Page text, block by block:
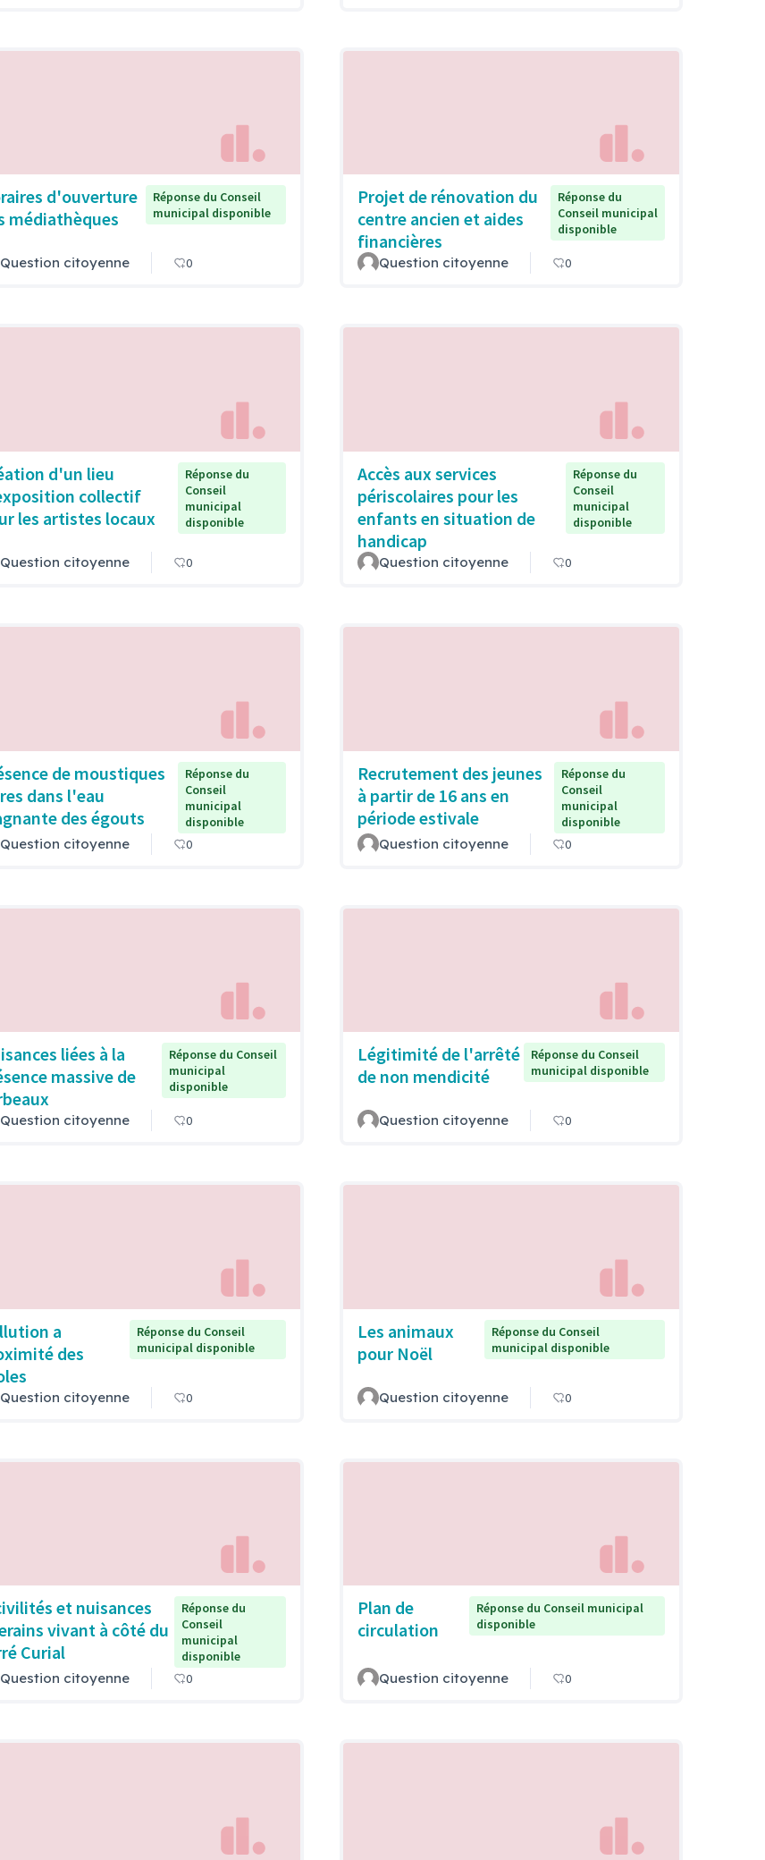
d'ouverture
médiathèques
Réponse du Conseil
municipal disponible
Question citoyenne 0
Projet de rénovation du
centre ancien et aides
financières
Réponse du
Conseil municipal
disponible
Question citoyenne 0
d'un lieu
collectif
les artistes locaux
Réponse du
Conseil
municipal
disponible
Question citoyenne 0
Accès aux services
périscolaires pour les
enfants en situation de
handicap
Réponse du
Conseil
municipal
disponible
Question citoyenne 0
de moustiques
dans l'eau
des égouts
Réponse du
Conseil
municipal
disponible
Question citoyenne 0
Recrutement des jeunes
à partir de 16 ans en
période estivale
Réponse du
Conseil
municipal
disponible
Question citoyenne 0
liées à la
massive de
Réponse du Conseil
municipal
disponible
Question citoyenne 0
Légitimité de l'arrêté
de non mendicité
Réponse du Conseil
municipal disponible
Question citoyenne 0
a
des
Réponse du Conseil
municipal disponible
Question citoyenne 0
Les animaux
pour Noël
Réponse du Conseil
municipal disponible
Question citoyenne 0
et nuisances
vivant à côté du
Curial
Réponse du
Conseil
municipal
disponible
Question citoyenne 0
Plan de
circulation
Réponse du Conseil municipal
disponible
Question citoyenne 0